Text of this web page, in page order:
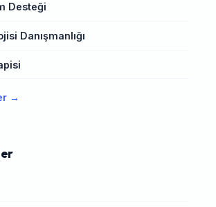
Desteği
Danışmanlığı
→